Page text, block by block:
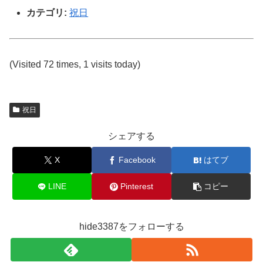
カテゴリ: 祝日
(Visited 72 times, 1 visits today)
祝日
シェアする
X Facebook はてブ
LINE Pinterest コピー
hide3387をフォローする